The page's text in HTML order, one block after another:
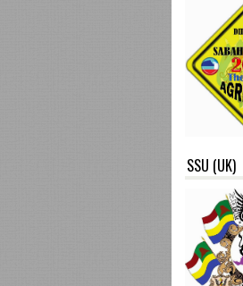
SSU (UK)